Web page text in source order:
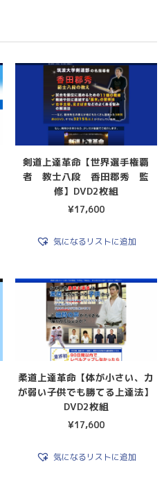
剣道上達革命【世界選手権覇
者 教士八段 香田郡秀 監
修】DVD2枚組
¥17,600
気になるリストに追加
柔道上達革命【体が小さい、力
が弱い子供でも勝てる上達法】
DVD2枚組
¥17,600
気になるリストに追加